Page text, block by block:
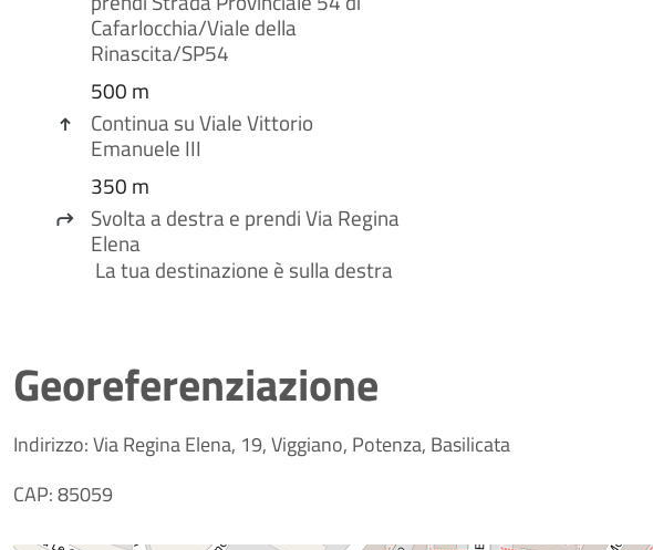
Cafarlocchia/Viale della
Rinascita/SP54
500 m
Continua suViale Vittorio
Emanuele III
350 m
Svolta adestrae prendiVia Regina
Elena
La tua destinazione è sulla destra
Georeferenziazione
Indirizzo: Via Regina Elena, 19, Viggiano, Potenza, Basilicata
CAP: 85059